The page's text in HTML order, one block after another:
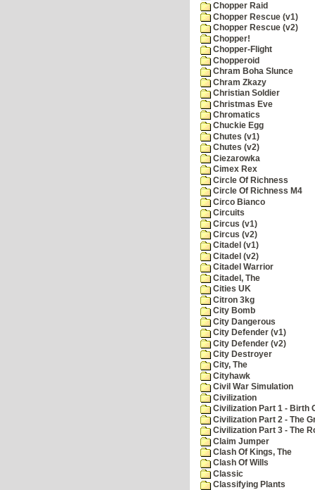
Chopper Raid
Chopper Rescue (v1)
Chopper Rescue (v2)
Chopper!
Chopper-Flight
Chopperoid
Chram Boha Slunce
Chram Zkazy
Christian Soldier
Christmas Eve
Chromatics
Chuckie Egg
Chutes (v1)
Chutes (v2)
Ciezarowka
Cimex Rex
Circle Of Richness
Circle Of Richness M4
Circo Bianco
Circuits
Circus (v1)
Circus (v2)
Citadel (v1)
Citadel (v2)
Citadel Warrior
Citadel, The
Cities UK
Citron 3kg
City Bomb
City Dangerous
City Defender (v1)
City Defender (v2)
City Destroyer
City, The
Cityhawk
Civil War Simulation
Civilization
Civilization Part 1 - Birth
Civilization Part 2 - The
Civilization Part 3 - The
Claim Jumper
Clash Of Kings, The
Clash Of Wills
Classic
Classifying Plants